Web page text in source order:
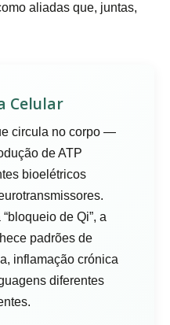
aliadas que, juntas,
Celular
circula no corpo —
de ATP
bioelétricos
de Qi”, a
padrões de
inflamação crónica
diferentes